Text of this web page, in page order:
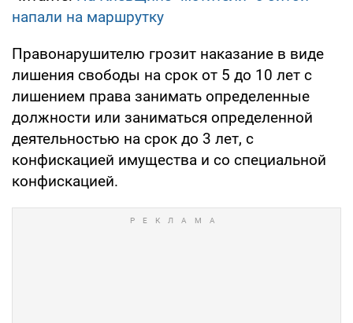
напали на маршрутку
Правонарушителю грозит наказание в виде
лишения свободы на срок от 5 до 10 лет с
лишением права занимать определенные
должности или заниматься определенной
деятельностью на срок до 3 лет, с
конфискацией имущества и со специальной
конфискацией.